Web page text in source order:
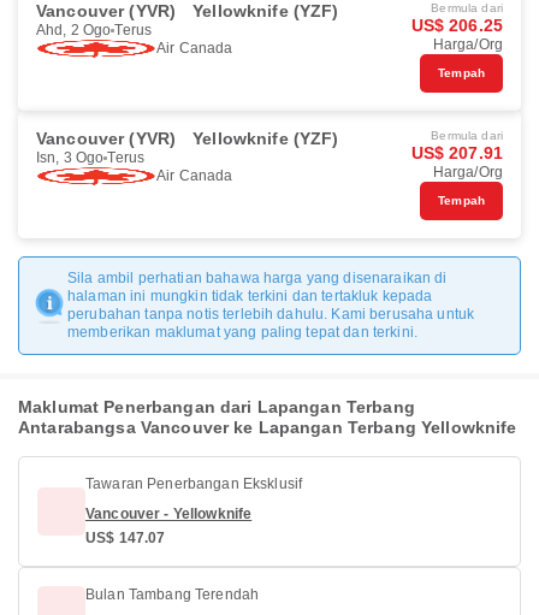
Vancouver (YVR) Yellowknife (YZF)
Ahd, 2 Ogo Terus
Air Canada
Bermula dari
US$ 206.25
Harga/Org
Tempah
Vancouver (YVR) Yellowknife (YZF)
Isn, 3 Ogo Terus
Air Canada
Bermula dari
US$ 207.91
Harga/Org
Tempah
Sila ambil perhatian bahawa harga yang disenaraikan di
halaman ini mungkin tidak terkini dan tertakluk kepada
perubahan tanpa notis terlebih dahulu. Kami berusaha untuk
memberikan maklumat yang paling tepat dan terkini.
Maklumat Penerbangan dari Lapangan Terbang
Antarabangsa Vancouver ke Lapangan Terbang Yellowknife
Tawaran Penerbangan Eksklusif
Vancouver - Yellowknife
US$ 147.07
Bulan Tambang Terendah